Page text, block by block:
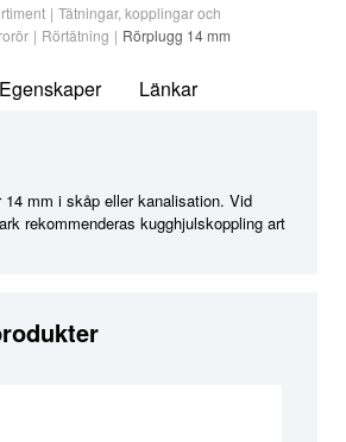
| Tätningar, kopplingar och
| Rörtätning | Rörplugg 14 mm
Egenskaper Länkar
mm i skåp eller kanalisation. Vid
rekommenderas kugghjulskoppling art